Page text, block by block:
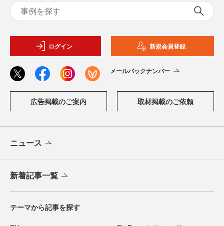
ログイン 新規会員登録
メールバックナンバー
広告掲載のご案内 取材掲載のご依頼
ニュース
新着記事一覧
テーマから記事を探す